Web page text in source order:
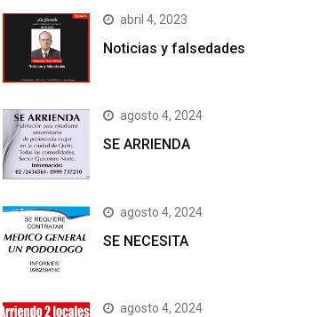
abril 4, 2023
Noticias y falsedades
agosto 4, 2024
SE ARRIENDA
agosto 4, 2024
SE NECESITA
agosto 4, 2024